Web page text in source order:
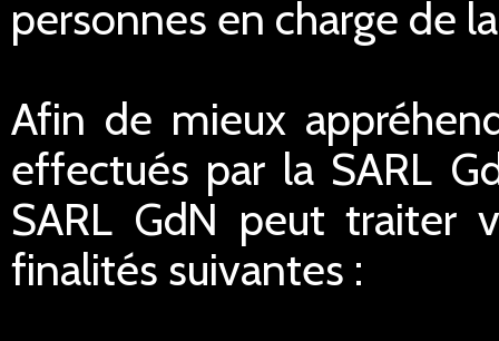
personnes en charge de
Afin de mieux
effectués par la SARL
SARL GdN peut traiter
finalités suivantes :